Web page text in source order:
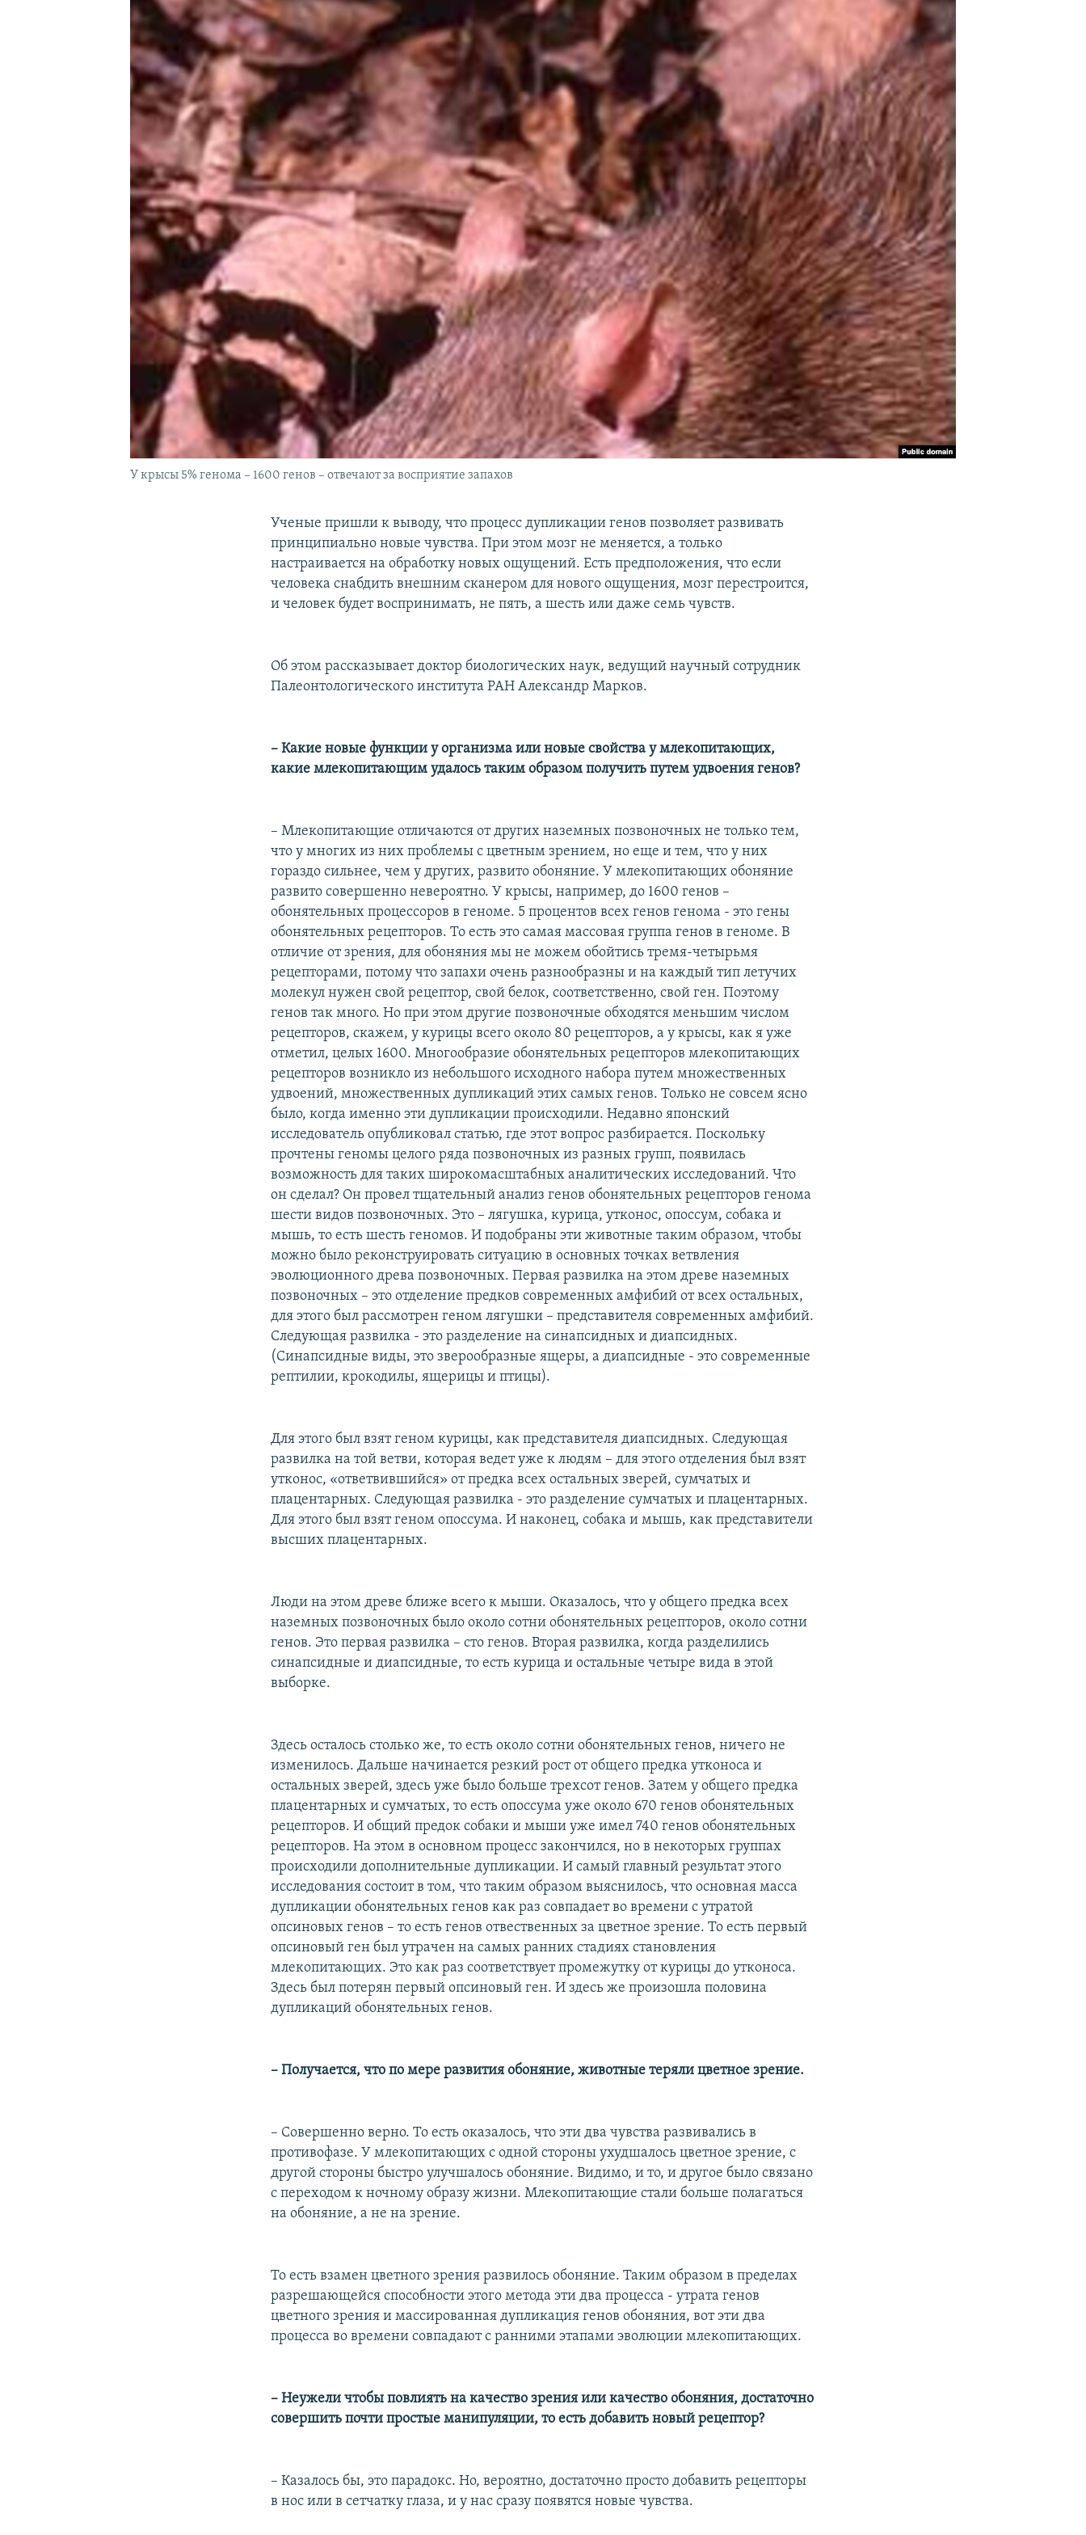
ПОДПИШИТЕСЬ НА РАССЫЛКУ
У крысы 5% генома – 1600 генов – отвечают за восприятие запахов
Ученые пришли к выводу, что процесс дупликации генов позволяет развивать
принципиально новые чувства. При этом мозг не меняется, а только
настраивается на обработку новых ощущений. Есть предположения, что если
человека снабдить внешним сканером для нового ощущения, мозг перестроится,
и человек будет воспринимать, не пять, а шесть или даже семь чувств.
Об этом рассказывает доктор биологических наук, ведущий научный сотрудник
Палеонтологического института РАН Александр Марков.
– Какие новые функции у организма или новые свойства у млекопитающих,
какие млекопитающим удалось таким образом получить путем удвоения генов?
– Млекопитающие отличаются от других наземных позвоночных не только тем,
что у многих из них проблемы с цветным зрением, но еще и тем, что у них
гораздо сильнее, чем у других, развито обоняние. У млекопитающих обоняние
развито совершенно невероятно. У крысы, например, до 1600 генов –
обонятельных процессоров в геноме. 5 процентов всех генов генома - это гены
обонятельных рецепторов. То есть это самая массовая группа генов в геноме. В
отличие от зрения, для обоняния мы не можем обойтись тремя-четырьмя
рецепторами, потому что запахи очень разнообразны и на каждый тип летучих
молекул нужен свой рецептор, свой белок, соответственно, свой ген. Поэтому
генов так много. Но при этом другие позвоночные обходятся меньшим числом
рецепторов, скажем, у курицы всего около 80 рецепторов, а у крысы, как я уже
отметил, целых 1600. Многообразие обонятельных рецепторов млекопитающих
рецепторов возникло из небольшого исходного набора путем множественных
удвоений, множественных дупликаций этих самых генов. Только не совсем ясно
было, когда именно эти дупликации происходили. Недавно японский
исследователь опубликовал статью, где этот вопрос разбирается. Поскольку
прочтены геномы целого ряда позвоночных из разных групп, появилась
возможность для таких широкомасштабных аналитических исследований. Что
он сделал? Он провел тщательный анализ генов обонятельных рецепторов генома
шести видов позвоночных. Это – лягушка, курица, утконос, опоссум, собака и
мышь, то есть шесть геномов. И подобраны эти животные таким образом, чтобы
можно было реконструировать ситуацию в основных точках ветвления
эволюционного древа позвоночных. Первая развилка на этом древе наземных
позвоночных – это отделение предков современных амфибий от всех остальных,
для этого был рассмотрен геном лягушки – представителя современных амфибий.
Следующая развилка - это разделение на синапсидных и диапсидных.
(Синапсидные виды, это зверообразные ящеры, а диапсидные - это современные
рептилии, крокодилы, ящерицы и птицы).
Для этого был взят геном курицы, как представителя диапсидных. Следующая
развилка на той ветви, которая ведет уже к людям – для этого отделения был взят
утконос, «ответвившийся» от предка всех остальных зверей, сумчатых и
плацентарных. Следующая развилка - это разделение сумчатых и плацентарных.
Для этого был взят геном опоссума. И наконец, собака и мышь, как представители
высших плацентарных.
Люди на этом древе ближе всего к мыши. Оказалось, что у общего предка всех
наземных позвоночных было около сотни обонятельных рецепторов, около сотни
генов. Это первая развилка – сто генов. Вторая развилка, когда разделились
синапсидные и диапсидные, то есть курица и остальные четыре вида в этой
выборке.
Здесь осталось столько же, то есть около сотни обонятельных генов, ничего не
изменилось. Дальше начинается резкий рост от общего предка утконоса и
остальных зверей, здесь уже было больше трехсот генов. Затем у общего предка
плацентарных и сумчатых, то есть опоссума уже около 670 генов обонятельных
рецепторов. И общий предок собаки и мыши уже имел 740 генов обонятельных
рецепторов. На этом в основном процесс закончился, но в некоторых группах
происходили дополнительные дупликации. И самый главный результат этого
исследования состоит в том, что таким образом выяснилось, что основная масса
дупликации обонятельных генов как раз совпадает во времени с утратой
опсиновых генов – то есть генов отвественных за цветное зрение. То есть первый
опсиновый ген был утрачен на самых ранних стадиях становления
млекопитающих. Это как раз соответствует промежутку от курицы до утконоса.
Здесь был потерян первый опсиновый ген. И здесь же произошла половина
дупликаций обонятельных генов.
– Получается, что по мере развития обоняние, животные теряли цветное зрение.
– Совершенно верно. То есть оказалось, что эти два чувства развивались в
противофазе. У млекопитающих с одной стороны ухудшалось цветное зрение, с
другой стороны быстро улучшалось обоняние. Видимо, и то, и другое было связано
с переходом к ночному образу жизни. Млекопитающие стали больше полагаться
на обоняние, а не на зрение.
То есть взамен цветного зрения развилось обоняние. Таким образом в пределах
разрешающейся способности этого метода эти два процесса - утрата генов
цветного зрения и массированная дупликация генов обоняния, вот эти два
процесса во времени совпадают с ранними этапами эволюции млекопитающих.
– Неужели чтобы повлиять на качество зрения или качество обоняния, достаточно
совершить почти простые манипуляции, то есть добавить новый рецептор?
– Казалось бы, это парадокс. Но, вероятно, достаточно просто добавить рецепторы
в нос или в сетчатку глаза, и у нас сразу появятся новые чувства.